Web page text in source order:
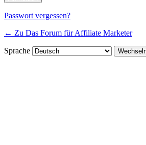
Passwort vergessen?
← Zu Das Forum für Affiliate Marketer
Sprache